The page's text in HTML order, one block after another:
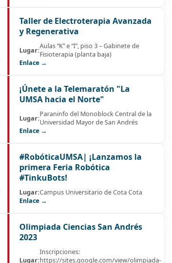
Taller de Electroterapia Avanzada
y Regenerativa
Lugar:Aulas “K” e “I”, piso 3 – Gabinete de
Fisioterapia (planta baja)
Enlace →
¡Únete a la Telemaratón "La
UMSA hacia el Norte"
Lugar:Paraninfo del Monoblock Central de la
Universidad Mayor de San Andrés
Enlace →
#RobóticaUMSA| ¡Lanzamos la
primera Feria Robótica
#TinkuBots!
Lugar:Campus Universitario de Cota Cota
Enlace →
Olimpiada Ciencias San Andrés
2023
Lugar:
Inscripciones:
https://sites.google.com/view/olimpiada-